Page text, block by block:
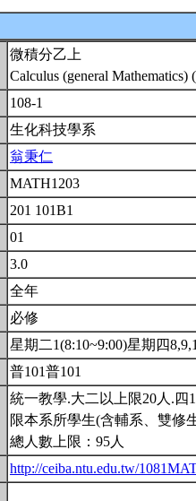
微積分乙上
Calculus (general Mathematics)
108-1
生化科技學系
翁秉仁
MATH1203
201 101B1
01
3.0
全年
必修
星期二1(8:10~9:00)星期四
普101普101
統一教學.大二以上限20人.四
限本系所學生(含輔系、雙修
總人數上限：95人
http://ceiba.ntu.edu.tw/